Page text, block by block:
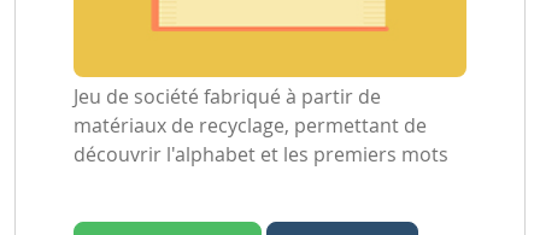
Jeu de société fabriqué à partir de
matériaux de recyclage, permettant de
découvrir l'alphabet et les premiers mots